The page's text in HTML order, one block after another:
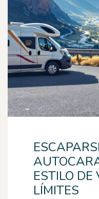
ESTILO DE
LÍMITES